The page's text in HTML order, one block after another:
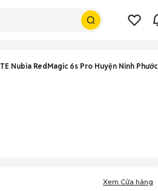
Nubia RedMagic 6s Pro Huyện Ninh Phước
Xem Cửa hàng